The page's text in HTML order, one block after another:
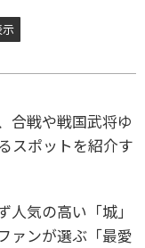
合戦や戦国武将ゆ
スポットを紹介す
気の高い「城」
ァンが選ぶ「最愛